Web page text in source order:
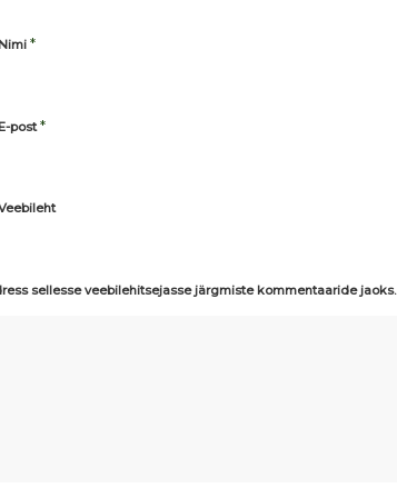
Nimi *
E-post*
sellesse veebilehitsejasse järgmiste kommentaaride jaoks.